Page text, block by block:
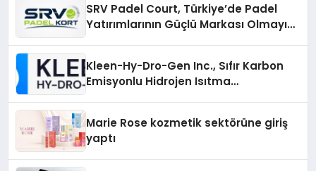
SRV Padel Court, Türkiye’de Padel
Yatırımlarının Güçlü Markası Olmayı
Kleen-Hy-Dro-Gen Inc., Sıfır Karbon
Emisyonlu Hidrojen Isıtma
Marie Rose kozmetik sektörüne giriş
yaptı